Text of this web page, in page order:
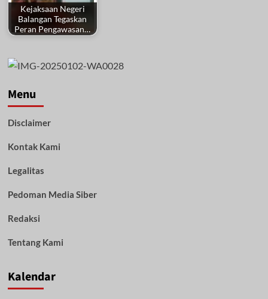
Kejaksaan Negeri
Balangan Tegaskan
Peran Pengawasan…
Menu
Disclaimer
Kontak Kami
Legalitas
Pedoman Media Siber
Redaksi
Tentang Kami
Kalendar